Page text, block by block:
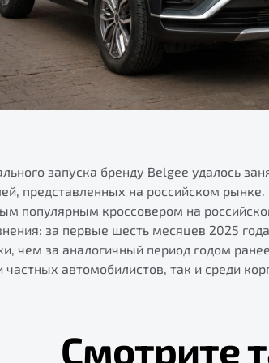
запуска бренду Belgee удалось
представленных на российском
популярным кроссовером на
за первые шесть месяцев 2025
чем за аналогичный период годом
частных автомобилистов, так и среди
Смотрите